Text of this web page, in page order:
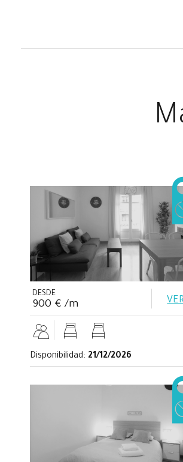
DESDE
900 € /m
Disponibilidad: 21/12/2026